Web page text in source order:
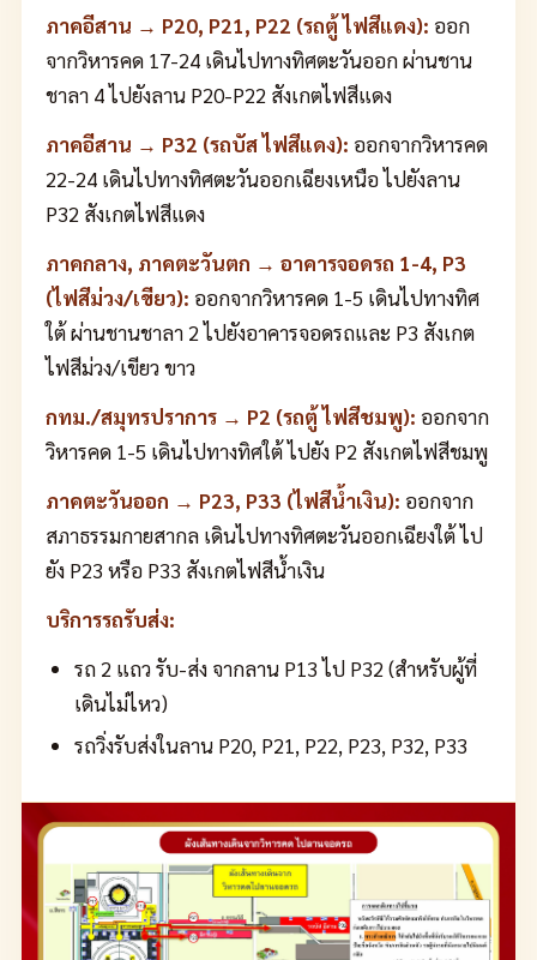
ภาคอีสาน → P20, P21, P22 (รถตู้ ไฟสีแดง): ออก
จากวิหารคด 17-24 เดินไปทางทิศตะวันออก ผ่านชาน
ชาลา 4 ไปยังลาน P20-P22 สังเกตไฟสีแดง
ภาคอีสาน → P32 (รถบัส ไฟสีแดง): ออกจากวิหารคด
22-24 เดินไปทางทิศตะวันออกเฉียงเหนือ ไปยังลาน
P32 สังเกตไฟสีแดง
ภาคกลาง, ภาคตะวันตก → อาคารจอดรถ 1-4, P3
(ไฟสีม่วง/เขียว): ออกจากวิหารคด 1-5 เดินไปทางทิศ
ใต้ ผ่านชานชาลา 2 ไปยังอาคารจอดรถและ P3 สังเกต
ไฟสีม่วง/เขียว ขาว
กทม./สมุทรปราการ → P2 (รถตู้ ไฟสีชมพู): ออกจาก
วิหารคด 1-5 เดินไปทางทิศใต้ ไปยัง P2 สังเกตไฟสีชมพู
ภาคตะวันออก → P23, P33 (ไฟสีน้ำเงิน): ออกจาก
สภาธรรมกายสากล เดินไปทางทิศตะวันออกเฉียงใต้ ไป
ยัง P23 หรือ P33 สังเกตไฟสีน้ำเงิน
บริการรถรับส่ง:
รถ 2 แถว รับ-ส่ง จากลาน P13 ไป P32 (สำหรับผู้ที่
เดินไม่ไหว)
รถวิ่งรับส่งในลาน P20, P21, P22, P23, P32, P33